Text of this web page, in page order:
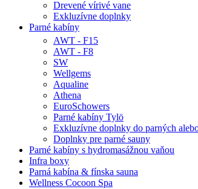
Drevené vírivé vane
Exkluzívne doplnky
Parné kabíny
AWT - F15
AWT - F8
SW
Wellgems
Aqualine
Athena
EuroSchowers
Parné kabíny Tylö
Exkluzívne doplnky do parných
Doplnky pre parné sauny
Parné kabíny s hydromasážnou vaňou
Infra boxy
Parná kabína & fínska sauna
Wellness Cocoon Spa